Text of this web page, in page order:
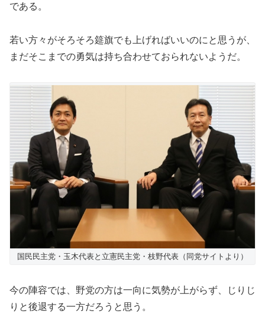
である。
若い方々がそろそろ筵旗でも上げればいいのにと思うが、
まだそこまでの勇気は持ち合わせておられないようだ。
国民民主党・玉木代表と立憲民主党・枝野代表（同党サイトより）
今の陣容では、野党の方は一向に気勢が上がらず、じりじ
りと後退する一方だろうと思う。